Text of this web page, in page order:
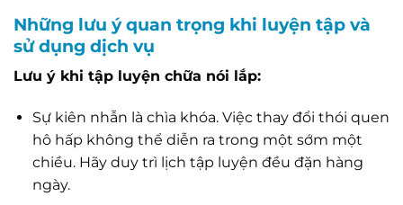
Những lưu ý quan trọng khi luyện tập và
sử dụng dịch vụ
Lưu ý khi tập luyện chữa nói lắp:
Sự kiên nhẫn là chìa khóa. Việc thay đổi thói quen
hô hấp không thể diễn ra trong một sớm một
chiều. Hãy duy trì lịch tập luyện đều đặn hàng
ngày.